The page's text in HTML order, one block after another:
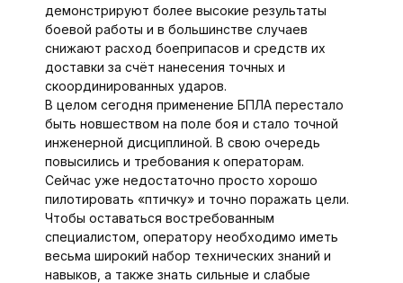
демонстрируют более высокие результаты
боевой работы и в большинстве случаев
снижают расход боеприпасов и средств их
доставки за счёт нанесения точных и
скоординированных ударов.
В целом сегодня применение БПЛА перестало
быть новшеством на поле боя и стало точной
инженерной дисциплиной. В свою очередь
повысились и требования к операторам.
Сейчас уже недостаточно просто хорошо
пилотировать «птичку» и точно поражать цели.
Чтобы оставаться востребованным
специалистом, оператору необходимо иметь
весьма широкий набор технических знаний и
навыков, а также знать сильные и слабые